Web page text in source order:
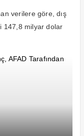
verilere göre, dış
147,8 milyar dolar